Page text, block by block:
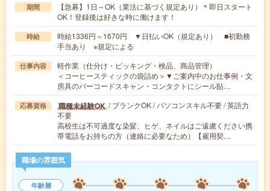
期間
【急募】1日～OK（業法に基づく規定あり）＊即日スタート
OK！登録後は好きな時に働けます！
時給
時給1336円～1670円 ▼日払いOK（規定あり） ■初勤務
手当あり ※規定による
仕事内容
軽作業（仕分け・ピッキング・検品、商品管理）
＜コーヒースティックの袋詰め＞▼ご案内中のお仕事例・文
房具のバーコードスキャン・コンタクトにシール貼…
応募資格 職種未経験OK / ブランクOK / パソコンスキル不要 / 英語力
不要
高校生は不可過度な染髪、ヒゲ、ネイルはご遠慮ください携
帯電話をお持ちの方（連絡に必要なため）【雇用契…
職場の雰囲気
年齢層